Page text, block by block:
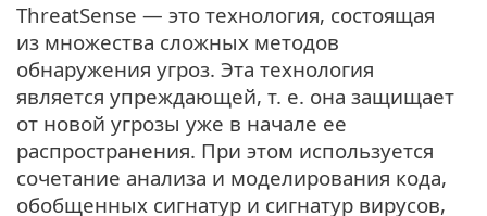
ThreatSense — это технология, состоящая
из множества сложных методов
обнаружения угроз. Эта технология
является упреждающей, т. е. она защищает
от новой угрозы уже в начале ее
распространения. При этом используется
сочетание анализа и моделирования кода,
обобщенных сигнатур и сигнатур вирусов,